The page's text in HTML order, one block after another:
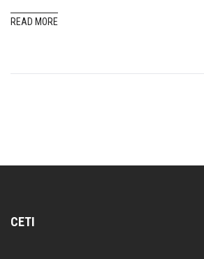
READ MORE
CETI